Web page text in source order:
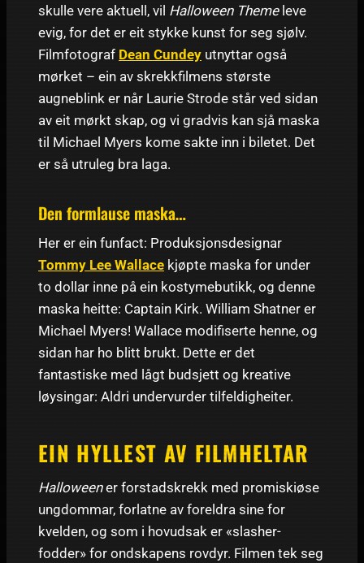
skulle vere aktuell, vil Halloween Themeleve
evig, for det er eit stykke kunst for seg sjølv.
Filmfotograf Dean Cundey utnyttar også
mørket – ein av skrekkfilmens største
augneblink er når Laurie Strode står ved sidan
av eit mørkt skap, og vi gradvis kan sjå maska
til Michael Myers kome sakte inn i biletet. Det
er så utruleg bra laga.
Den formlause maska…
Her er ein funfact: Produksjonsdesignar
Tommy Lee Wallace kjøpte maska for under
to dollar inne på ein kostymebutikk, og denne
maska heitte: Captain Kirk. William Shatner er
Michael Myers! Wallace modifiserte henne, og
sidan har ho blitt brukt. Dette er det
fantastiske med lågt budsjett og kreative
løysingar: Aldri undervurder tilfeldigheiter.
EIN HYLLEST AV FILMHELTAR
Halloweener forstadskrekk med promiskiøse
ungdommar, forlatne av foreldra sine for
kvelden, og som i hovudsak er «slasher-
fodder» for ondskapens rovdyr. Filmen tek seg